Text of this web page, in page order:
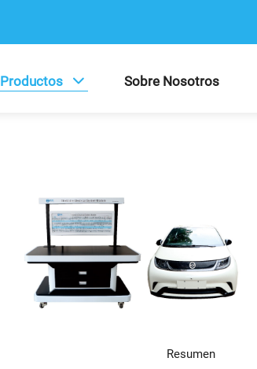
Productos Sobre Nosotros
Resumen